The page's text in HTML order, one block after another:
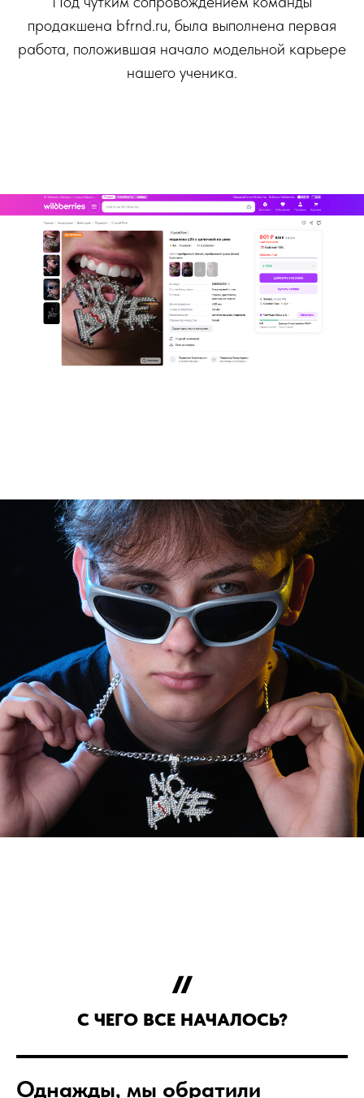
продакшена bfrnd.ru, была выполнена первая
работа, положившая начало модельной карьере
нашего ученика.
С ЧЕГО ВСЕ НАЧАЛОСЬ?
Однажды, мы обратили